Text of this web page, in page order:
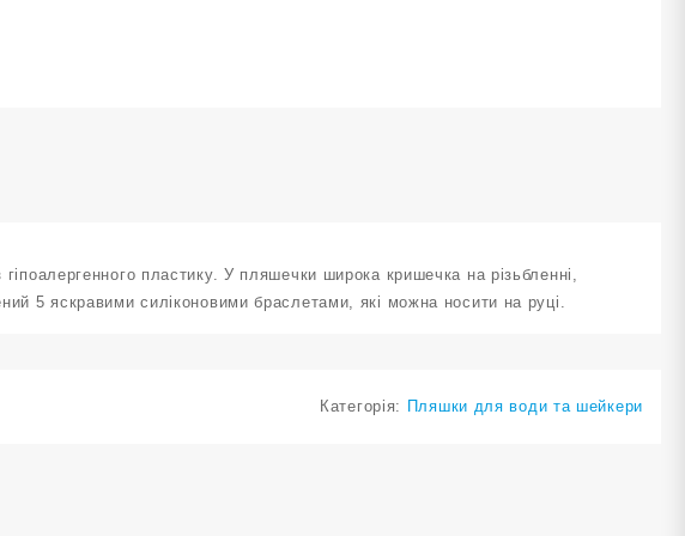
пластику. У пляшечки широка кришечка на різьбленні,
5 яскравими силіконовими браслетами, які можна носити на руці.
Категорія: Пляшки для води та шейкери